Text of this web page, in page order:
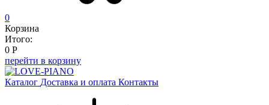
0
Корзина
Итого:
0 Р
перейти в корзину
Каталог Доставка и оплата Контакты